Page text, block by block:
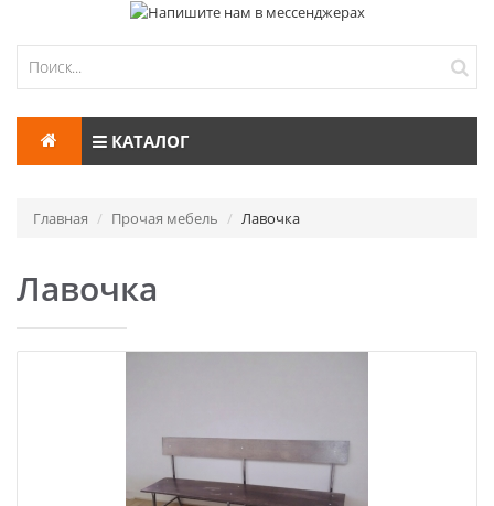
КАТАЛОГ
Главная Прочая мебель Лавочка
Лавочка